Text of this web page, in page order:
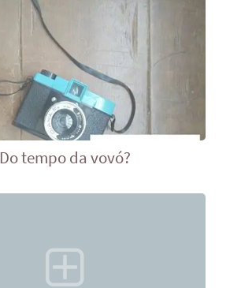
Do tempo da vovó?